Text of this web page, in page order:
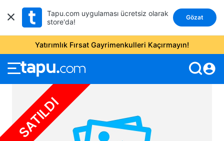
Tapu.com uygulaması ücretsiz olarak
store'da!
Gözat
Yatırımlık Fırsat Gayrimenkulleri Kaçırmayın!
account_circle
SATILDI